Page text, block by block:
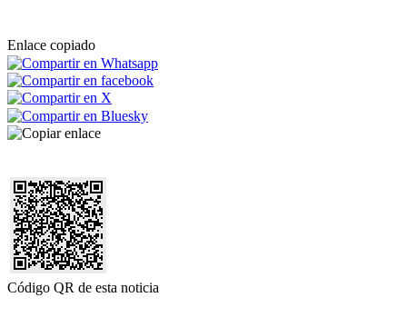
Enlace copiado
Código QR de esta noticia